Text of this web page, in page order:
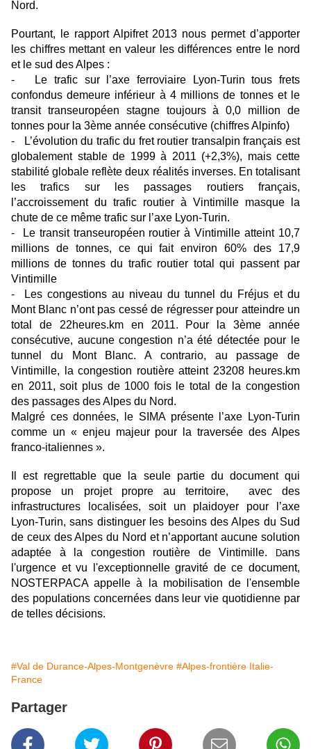
Nord.
Pourtant, le rapport Alpifret 2013 nous permet d’apporter
les chiffres mettant en valeur les différences entre le nord
et le sud des Alpes :
- Le trafic sur l’axe ferroviaire Lyon-Turin tous frets
confondus demeure inférieur à 4 millions de tonnes et le
transit transeuropéen stagne toujours à 0,0 million de
tonnes pour la 3ème année consécutive (chiffres Alpinfo)
- L’évolution du trafic du fret routier transalpin français est
globalement stable de 1999 à 2011 (+2,3%), mais cette
stabilité globale reflète deux réalités inverses. En totalisant
les trafics sur les passages routiers français,
l’accroissement du trafic routier à Vintimille masque la
chute de ce même trafic sur l’axe Lyon-Turin.
- Le transit transeuropéen routier à Vintimille atteint 10,7
millions de tonnes, ce qui fait environ 60% des 17,9
millions de tonnes du trafic routier total qui passent par
Vintimille
- Les congestions au niveau du tunnel du Fréjus et du
Mont Blanc n’ont pas cessé de régresser pour atteindre un
total de 22heures.km en 2011. Pour la 3ème année
consécutive, aucune congestion n’a été détectée pour le
tunnel du Mont Blanc. A contrario, au passage de
Vintimille, la congestion routière atteint 23208 heures.km
en 2011, soit plus de 1000 fois le total de la congestion
des passages des Alpes du Nord.
Malgré ces données, le SIMA présente l’axe Lyon-Turin
comme un « enjeu majeur pour la traversée des Alpes
franco-italiennes ».
Il est regrettable que la seule partie du document qui
propose un projet propre au territoire, avec des
infrastructures localisées, soit un plaidoyer pour l’axe
Lyon-Turin, sans distinguer les besoins des Alpes du Sud
de ceux des Alpes du Nord et n’apportant aucune solution
adaptée à la congestion routière de Vintimille.
Dans
l'urgence et vu l'exceptionnelle gravité de ce document,
NOSTERPACA appelle à la mobilisation de l'ensemble
des populations concernées dans leur vie quotidienne par
de telles décisions.
#Val de Durance-Alpes-Montgenèvre #Alpes-frontière Italie-
France
Partager